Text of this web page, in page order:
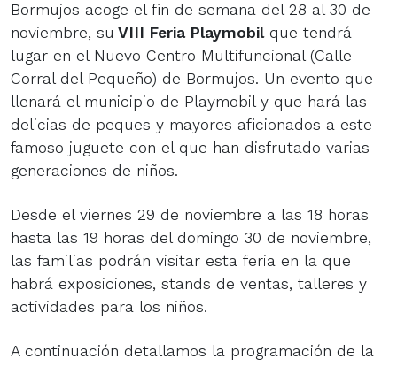
Bormujos acoge el fin de semana del 28 al 30 de
noviembre, su VIII Feria Playmobilque tendrá
lugar en el Nuevo Centro Multifuncional (Calle
Corral del Pequeño) de Bormujos. Un evento que
llenará el municipio de Playmobil y que hará las
delicias de peques y mayores aficionados a este
famoso juguete con el que han disfrutado varias
generaciones de niños.
Desde el viernes 29 de noviembre a las 18 horas
hasta las 19 horas del domingo 30 de noviembre,
las familias podrán visitar esta feria en la que
habrá exposiciones, stands de ventas, talleres y
actividades para los niños.
A continuación detallamos la programación de la